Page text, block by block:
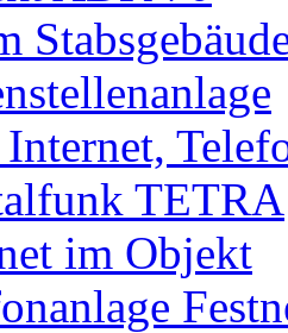
TETRA
im Objekt